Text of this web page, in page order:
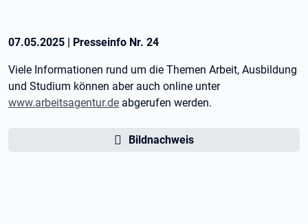
07.05.2025 | Presseinfo Nr. 24
Viele Informationen rund um die Themen Arbeit, Ausbildung
und Studium können aber auch online unter
www.arbeitsagentur.de abgerufen werden.
Bildnachweis